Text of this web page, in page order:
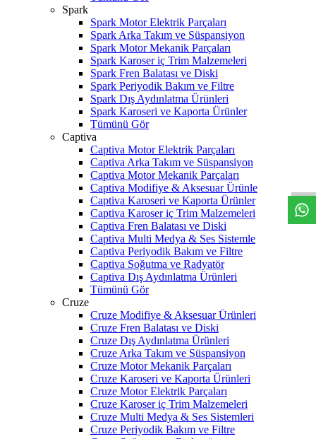
Spark
Spark Motor Elektrik Parçaları
Spark Arka Takım ve Süspansiyon
Spark Motor Mekanik Parçaları
Spark Karoser iç Trim Malzemeleri
Spark Fren Balatası ve Diski
Spark Periyodik Bakım ve Filtre
Spark Dış Aydınlatma Ürünleri
Spark Karoseri ve Kaporta Ürünler
Tümünü Gör
Captiva
Captiva Motor Elektrik Parçaları
Captiva Arka Takım ve Süspansiyon
Captiva Motor Mekanik Parçaları
Captiva Modifiye & Aksesuar Ürünle
Captiva Karoseri ve Kaporta Ürünler
Captiva Karoser iç Trim Malzemeleri
Captiva Fren Balatası ve Diski
Captiva Multi Medya & Ses Sistemle
Captiva Periyodik Bakım ve Filtre
Captiva Soğutma ve Radyatör
Captiva Dış Aydınlatma Ürünleri
Tümünü Gör
Cruze
Cruze Modifiye & Aksesuar Ürünleri
Cruze Fren Balatası ve Diski
Cruze Dış Aydınlatma Ürünleri
Cruze Arka Takım ve Süspansiyon
Cruze Motor Mekanik Parçaları
Cruze Karoseri ve Kaporta Ürünleri
Cruze Motor Elektrik Parçaları
Cruze Karoser iç Trim Malzemeleri
Cruze Multi Medya & Ses Sistemleri
Cruze Periyodik Bakım ve Filtre